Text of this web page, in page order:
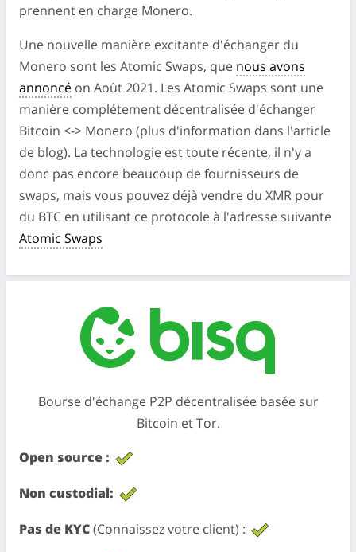
prennent en charge Monero.
Une nouvelle manière excitante d'échanger du
Monero sont les Atomic Swaps, que nous avons
annoncé on Août 2021. Les Atomic Swaps sont une
manière complétement décentralisée d'échanger
Bitcoin <-> Monero (plus d'information dans l'article
de blog). La technologie est toute récente, il n'y a
donc pas encore beaucoup de fournisseurs de
swaps, mais vous pouvez déjà vendre du XMR pour
du BTC en utilisant ce protocole à l'adresse suivante
Atomic Swaps
Bourse d'échange P2P décentralisée basée sur
Bitcoin et Tor.
Open source :
Non custodial:
Pas de KYC(Connaissez votre client) :